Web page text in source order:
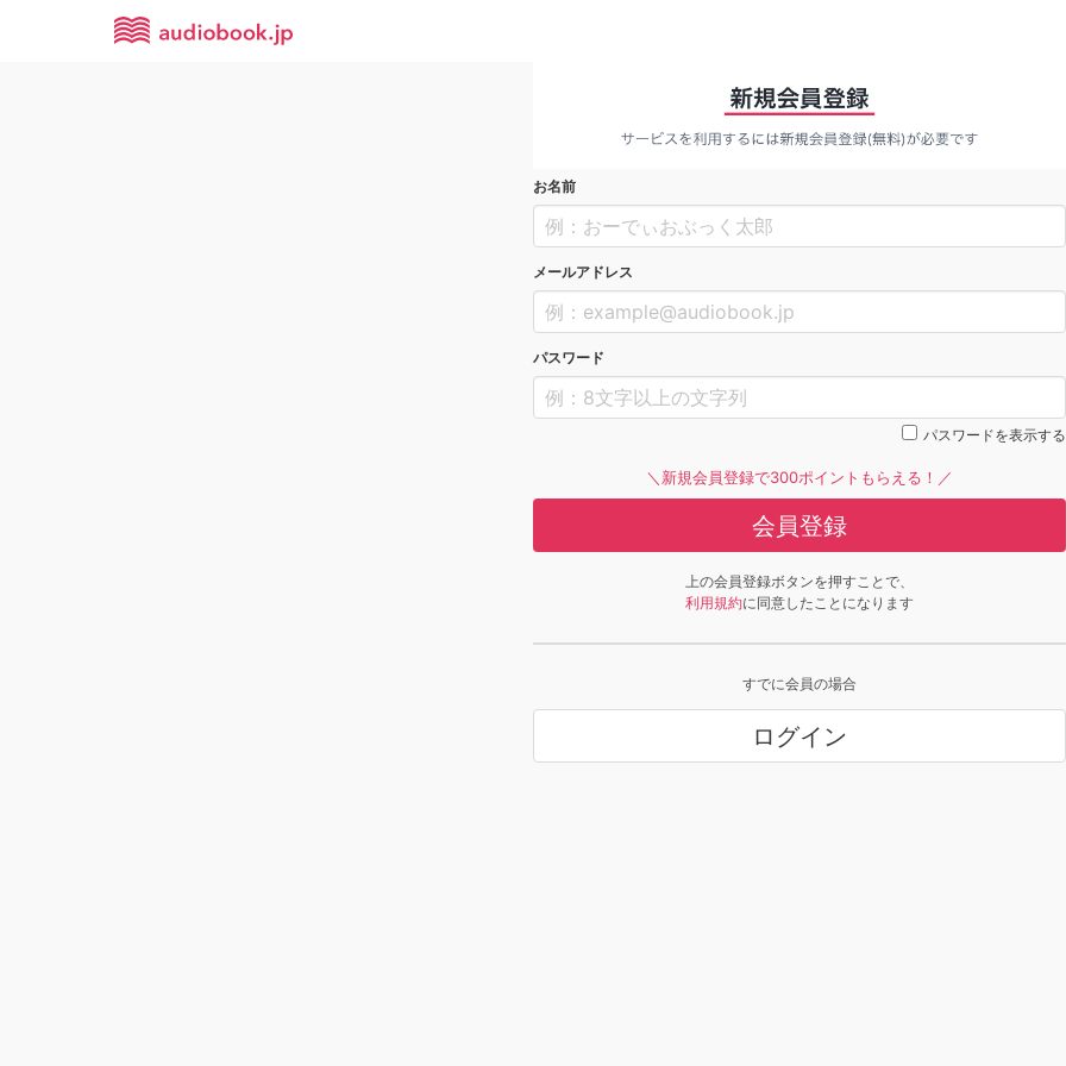
お名前
メールアドレス
パスワード
パスワードを表示する
＼新規会員登録で300ポイントもらえる！／
会員登録
上の会員登録ボタンを押すことで、
利用規約に同意したことになります
すでに会員の場合
ログイン